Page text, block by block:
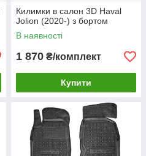
Килимки в салон 3D Haval
Jolion (2020-) з бортом
В наявності
1 870 ₴/комплект
Купити